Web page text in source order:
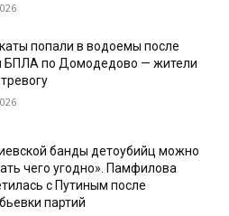
попали в водоемы после
БПЛА по Домодедово — жители
банды детоубийц можно
чего угодно». Памфилова
с Путиным после
партий